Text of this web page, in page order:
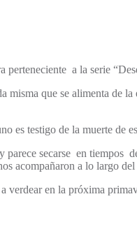
perteneciente a la serie
que se alimenta de la
es testigo de la muerte de
parece secarse en tiempos
acompañaron a lo largo
verdear en la próxima